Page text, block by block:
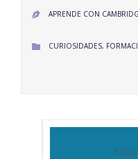
 APRENDE CON
 CATEGORY
CURIOSIDADES,